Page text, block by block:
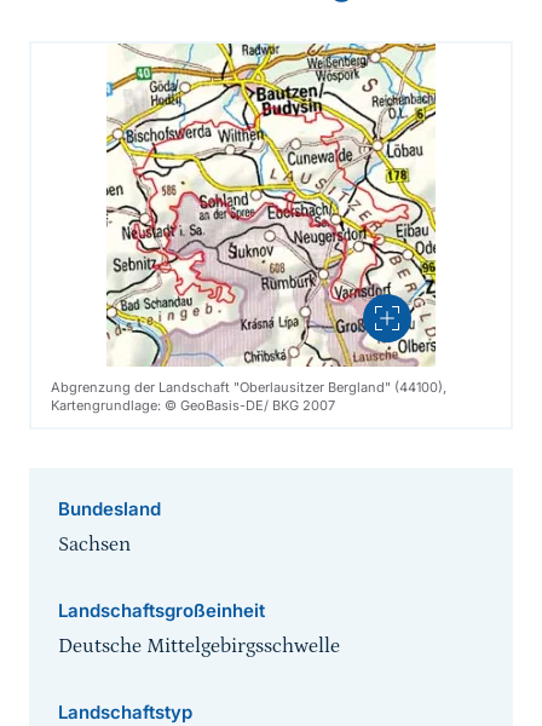
Vergrößern
Abgrenzung der Landschaft "Oberlausitzer Bergland" (44100),
Kartengrundlage: © GeoBasis-DE/ BKG 2007
Bundesland
Sachsen
Landschaftsgroßeinheit
Deutsche Mittelgebirgsschwelle
Landschaftstyp